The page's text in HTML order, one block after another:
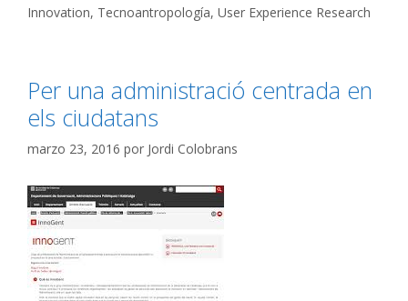
Innovation, Tecnoantropología, User Experience Research
Per una administració centrada en
els ciudatans
marzo 23, 2016 por Jordi Colobrans